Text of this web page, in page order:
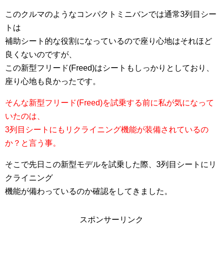
このクルマのようなコンパクトミニバンでは通常3列目シー
トは
補助シート的な役割になっているので座り心地はそれほど
良くないのですが、
この新型フリード(Freed)はシートもしっかりとしており、
座り心地も良かったです。
そんな新型フリード(Freed)を試乗する前に私が気になって
いたのは、
3列目シートにもリクライニング機能が装備されているの
か？と言う事。
そこで先日この新型モデルを試乗した際、3列目シートにリ
クライニング
機能が備わっているのか確認をしてきました。
スポンサーリンク